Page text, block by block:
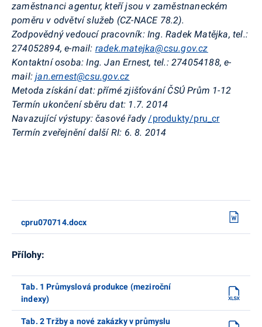
zaměstnanci agentur, kteří jsou v zaměstnaneckém
poměru v odvětví služeb (CZ-NACE 78.2).
Zodpovědný vedoucí pracovník: Ing. Radek Matějka, tel.:
274052894, e-mail: radek.matejka@csu.gov.cz
Kontaktní osoba: Ing. Jan Ernest, tel.: 274054188, e-
mail:jan.ernest@csu.gov.cz
Metoda získání dat: přímé zjišťování ČSÚ Prům 1-12
Termín ukončení sběru dat: 1.7. 2014
Navazující výstupy: časové řady/produkty/pru_cr
Termín zveřejnění další RI: 6. 8. 2014
cpru070714.docx
Přílohy:
Tab. 1 Průmyslová produkce (meziroční
indexy)
Tab. 2 Tržby a nové zakázky v průmyslu